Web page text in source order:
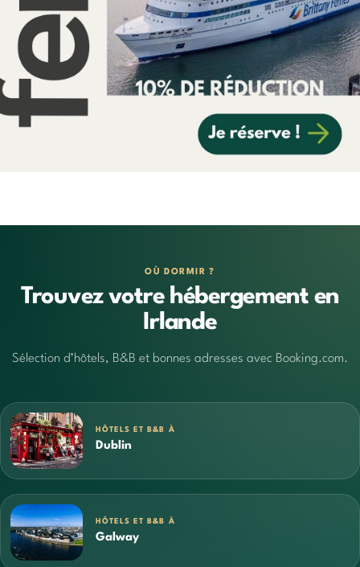
OÙ DORMIR ?
Trouvez votre hébergement en
Irlande
Sélection d’hôtels, B&B et bonnes adresses avec Booking.com.
HÔTELS ET B&B À
Dublin
HÔTELS ET B&B À
Galway